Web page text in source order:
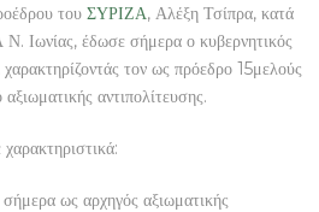
του ΣΥΡΙΖΑ, Αλέξη Τσίπρα, κατά
Ιωνίας, έδωσε σήμερα ο κυβερνητικός
τον ως πρόεδρο 15μελούς
αντιπολίτευσης.
ως αρχηγός αξιωματικής